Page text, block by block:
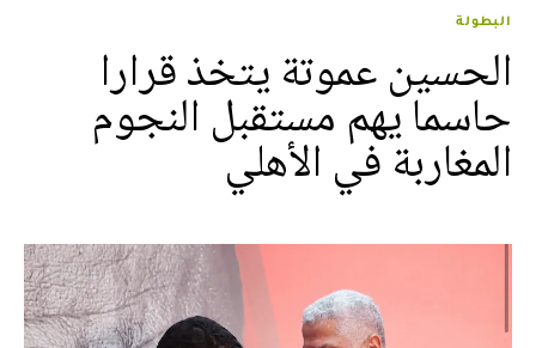
البطولة
الحسين عموتة يتخذ قرارا
حاسما يهم مستقبل النجوم
المغاربة في الأهلي